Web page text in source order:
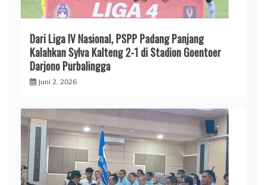
Dari Liga IV Nasional, PSPP Padang Panjang
Kalahkan Sylva Kalteng 2-1 di Stadion Goentoer
Darjono Purbalingga
Juni 2, 2026